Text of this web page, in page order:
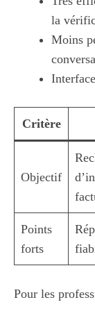
la
Moins
Critère
Objectif
Points
forts
Pour les